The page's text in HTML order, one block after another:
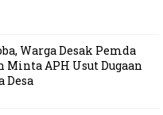
Warga Desak Pemda
Minta APH Usut Dugaan
Desa